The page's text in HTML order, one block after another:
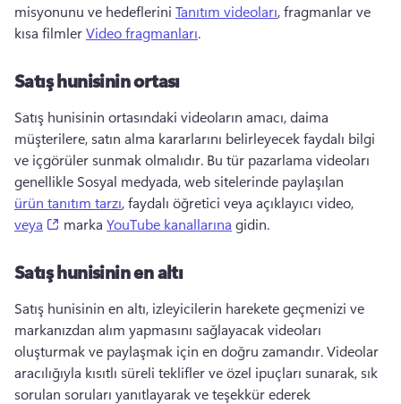
misyonunu ve hedeflerini Tanıtım videoları, fragmanlar ve
kısa filmler Video fragmanları.
Satış hunisinin ortası
Satış hunisinin ortasındaki videoların amacı, daima
müşterilere, satın alma kararlarını belirleyecek faydalı bilgi
ve içgörüler sunmak olmalıdır. Bu tür pazarlama videoları
genellikle Sosyal medyada, web sitelerinde paylaşılan
ürün tanıtım tarzı, faydalı öğretici veya açıklayıcı video,
veya
(opens in a new tab)
marka YouTube kanallarına gidin.
Satış hunisinin en altı
Satış hunisinin en altı, izleyicilerin harekete geçmenizi ve
markanızdan alım yapmasını sağlayacak videoları
oluşturmak ve paylaşmak için en doğru zamandır. Videolar
aracılığıyla kısıtlı süreli teklifler ve özel ipuçları sunarak, sık
sorulan soruları yanıtlayarak ve teşekkür ederek